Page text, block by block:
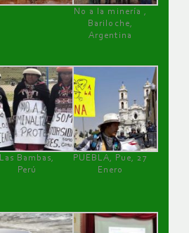
No a la minería ,
Bariloche,
Argentina
Las Bambas,
Perú
PUEBLA, Pue, 27
Enero